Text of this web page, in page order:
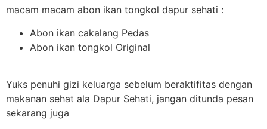
macam macam abon ikan tongkol dapur sehati :
Abon ikan cakalang Pedas
Abon ikan tongkol Original
Yuks penuhi gizi keluarga sebelum beraktifitas dengan
makanan sehat ala Dapur Sehati, jangan ditunda pesan
sekarang juga